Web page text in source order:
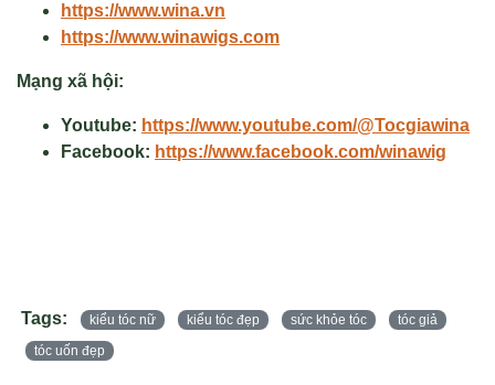
https://www.wina.vn
https://www.winawigs.com
Mạng xã hội:
Youtube: https://www.youtube.com/@Tocgiawina
Facebook: https://www.facebook.com/winawig
Tags: kiểu tóc nữ kiểu tóc đẹp sức khỏe tóc
tóc giả
tóc uốn đẹp